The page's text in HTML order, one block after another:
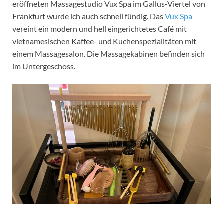
eröffneten Massagestudio Vux Spa im Gallus-Viertel von
Frankfurt wurde ich auch schnell fündig. DasVux Spa
vereint ein modern und hell eingerichtetes Café mit
vietnamesischen Kaffee- und Kuchenspezialitäten mit
einem Massagesalon. Die Massagekabinen befinden sich
im Untergeschoss.